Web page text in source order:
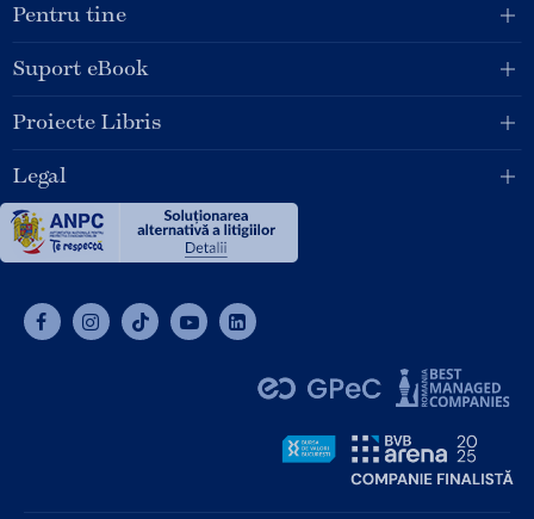
Pentru tine
Suport eBook
Proiecte Libris
Legal